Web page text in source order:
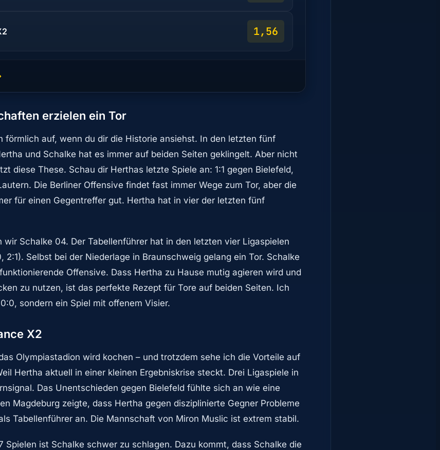
1,56
erzielen ein Tor
förmlich auf, wenn du dir die Historie ansiehst. In den letzten fünf
und Schalke hat es immer auf beiden Seiten geklingelt. Aber nicht
diese These. Schau dir Herthas letzte Spiele an: 1:1 gegen Bielefeld,
Die Berliner Offensive findet fast immer Wege zum Tor, aber die
für einen Gegentreffer gut. Hertha hat in vier der letzten fünf
wir Schalke 04. Der Tabellenführer hat in den letzten vier Ligaspielen
2:1). Selbst bei der Niederlage in Braunschweig gelang ein Tor. Schalke
Offensive. Dass Hertha zu Hause mutig agieren wird und
zu nutzen, ist das perfekte Rezept für Tore auf beiden Seiten. Ich
sondern ein Spiel mit offenem Visier.
X2
Olympiastadion wird kochen – und trotzdem sehe ich die Vorteile auf
Hertha aktuell in einer kleinen Ergebniskrise steckt. Drei Ligaspiele in
Das Unentschieden gegen Bielefeld fühlte sich an wie eine
Magdeburg zeigte, dass Hertha gegen disziplinierte Gegner Probleme
Tabellenführer an. Die Mannschaft von Miron Muslic ist extrem stabil.
Spielen ist Schalke schwer zu schlagen. Dazu kommt, dass Schalke die